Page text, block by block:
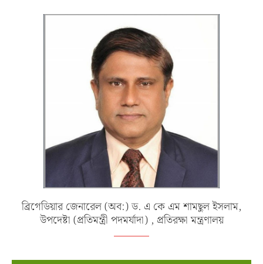
ব্রিগেডিয়ার জেনারেল (অব:) ড. এ কে এম শামছুল ইসলাম,
উপদেষ্টা (প্রতিমন্ত্রী পদমর্যাদা) , প্রতিরক্ষা মন্ত্রণালয়